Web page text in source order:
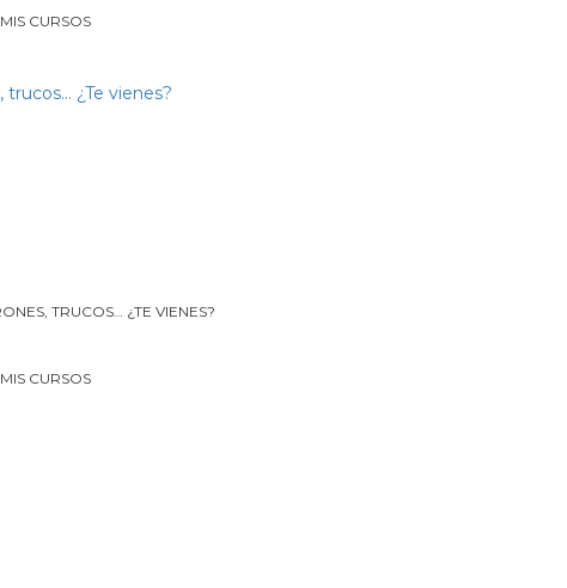
MIS CURSOS
MIS CURSOS